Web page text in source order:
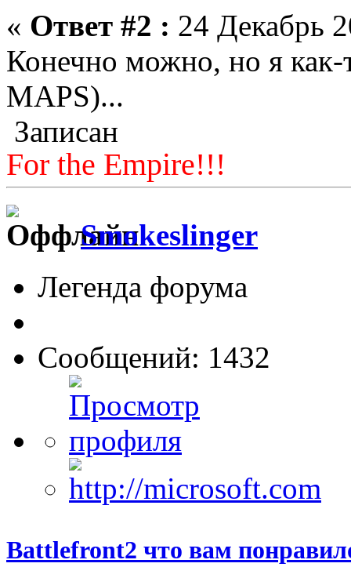
« Ответ #2 : 24 Декабрь
Конечно можно, но я
MAPS)...
Записан
For the Empire!!!
Smokeslinger
Легенда форума
Сообщений: 1432
Battlefront2 что вам